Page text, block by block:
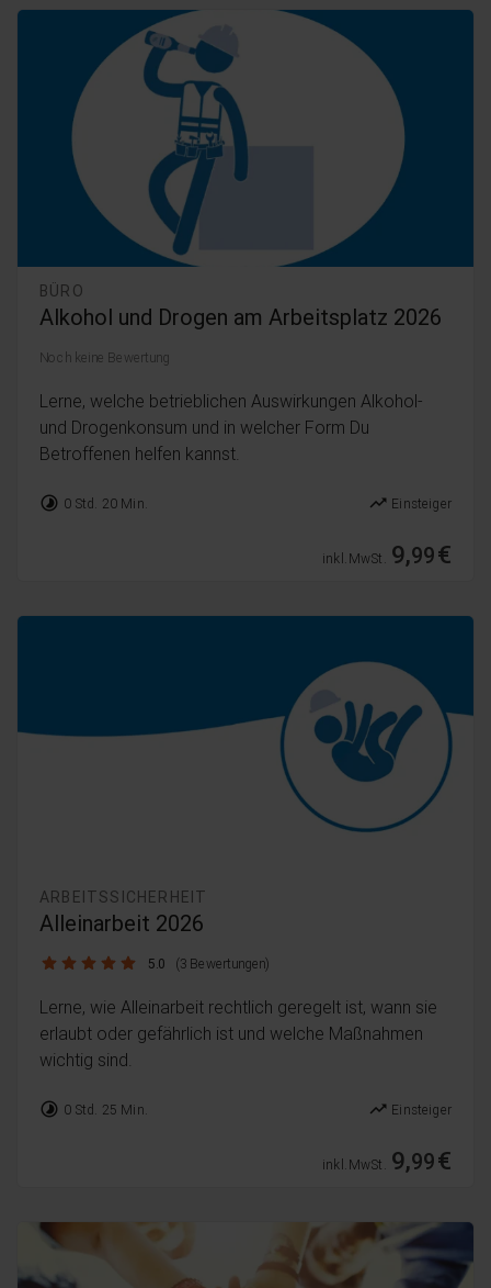
BÜRO
Alkohol und Drogen am Arbeitsplatz 2026
Noch keine Bewertung
Lerne, welche betrieblichen Auswirkungen Alkohol-
und Drogenkonsum und in welcher Form Du
Betroffenen helfen kannst.
timelapse 0 Std. 20 Min. trending_up Einsteiger
inkl. MwSt. 9,99€
ARBEITSSICHERHEIT
Alleinarbeit 2026
5.0 / 5 5.0 (3 Bewertungen)
Lerne, wie Alleinarbeit rechtlich geregelt ist, wann sie
erlaubt oder gefährlich ist und welche Maßnahmen
wichtig sind.
timelapse 0 Std. 25 Min. trending_up Einsteiger
inkl. MwSt. 9,99€